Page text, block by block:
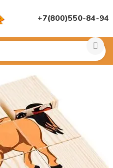
+7(800)550-84-94
Развивающие